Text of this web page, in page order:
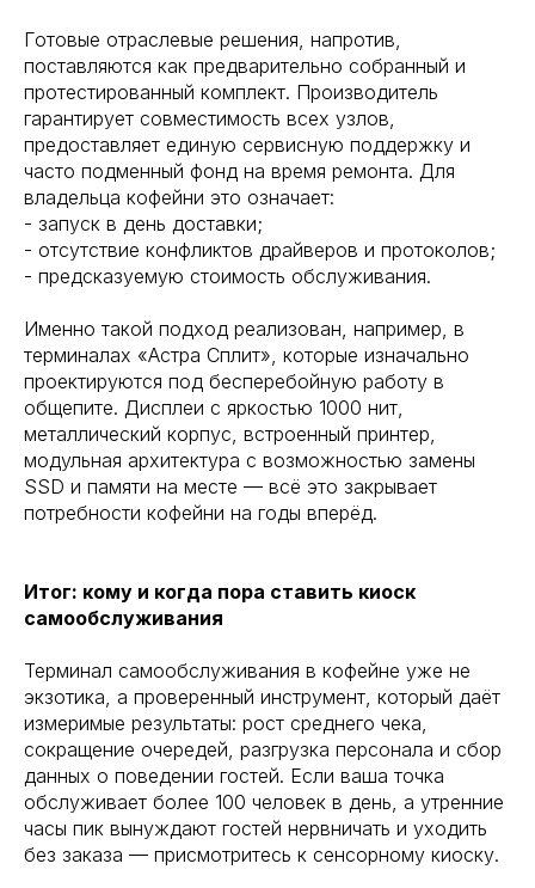
Готовые отраслевые решения, напротив,
поставляются как предварительно собранный и
протестированный комплект. Производитель
гарантирует совместимость всех узлов,
предоставляет единую сервисную поддержку и
часто подменный фонд на время ремонта. Для
владельца кофейни это означает:
- запуск в день доставки;
- отсутствие конфликтов драйверов и протоколов;
- предсказуемую стоимость обслуживания.
Именно такой подход реализован, например, в
терминалах «Астра Сплит», которые изначально
проектируются под бесперебойную работу в
общепите. Дисплеи с яркостью 1000 нит,
металлический корпус, встроенный принтер,
модульная архитектура с возможностью замены
SSD и памяти на месте — всё это закрывает
потребности кофейни на годы вперёд.
Итог: кому и когда пора ставить киоск
самообслуживания
Терминал самообслуживания в кофейне уже не
экзотика, а проверенный инструмент, который даёт
измеримые результаты: рост среднего чека,
сокращение очередей, разгрузка персонала и сбор
данных о поведении гостей. Если ваша точка
обслуживает более 100 человек в день, а утренние
часы пик вынуждают гостей нервничать и уходить
без заказа — присмотритесь к сенсорному киоску.